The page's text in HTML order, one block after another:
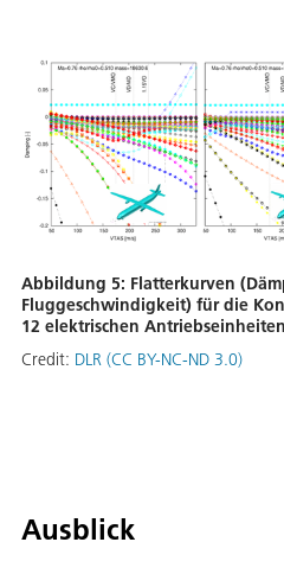
Abbildung 5: Flatterkurven
Fluggeschwindigkeit) für die
12 elektrischen Antriebseinheiten
Credit: DLR (CC BY-NC-ND 3.0)
Ausblick